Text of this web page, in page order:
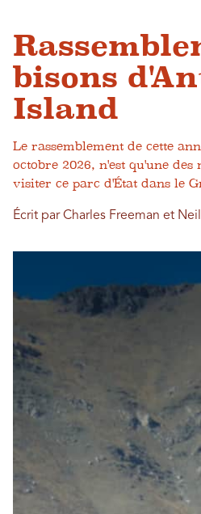
bisons
Island
Le rassemblement de cette
octobre 2026, n'est qu'une des
visiter ce parc d'État dans le
Écrit par Charles Freeman et